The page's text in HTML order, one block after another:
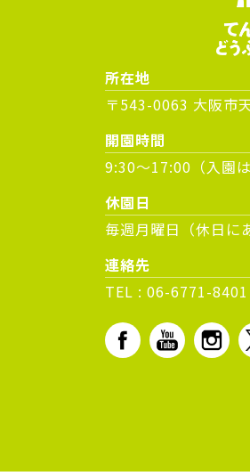
所在地
〒543-0063 大阪市
開園時間
9:30～17:00（入園
休園日
毎週月曜日（休日に
連絡先
TEL : 06-6771-8401